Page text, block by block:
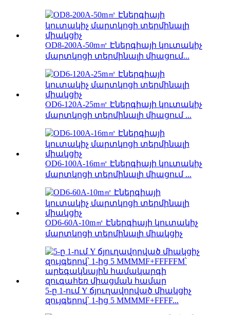
OD8-200A-50m㎡ Էներգիայի կուտակիչ
մարտկոցի տերմինալի միացում...
OD6-120A-25m㎡ Էներգիայի կուտակիչ
մարտկոցի տերմինալի միացում ...
OD6-100A-16m㎡ Էներգիայի կուտակիչ
մարտկոցի տերմինալի միացում ...
OD6-60A-10m㎡ Էներգիայի կուտակիչ
մարտկոցի տերմինալի միակցիչ
5-ը 1-ում Y ճյուղավորված միակցիչ
զույգերով՝ 1-ից 5 MMMMF+FFFF...